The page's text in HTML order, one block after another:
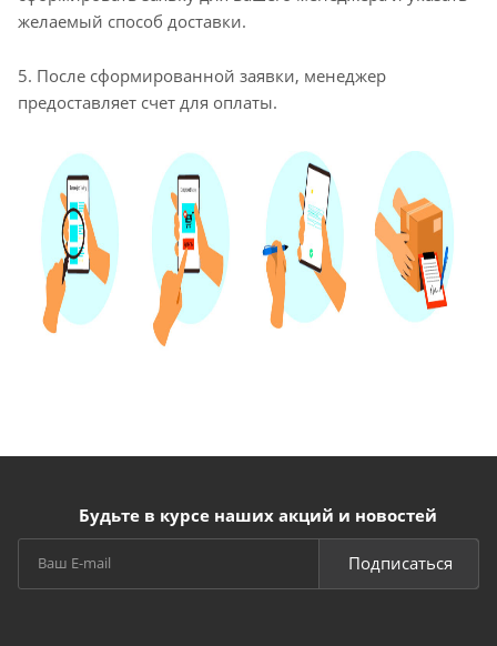
желаемый способ доставки.
5. После сформированной заявки, менеджер
предоставляет счет для оплаты.
Будьте в курсе наших акций и новостей
Подписаться